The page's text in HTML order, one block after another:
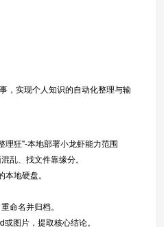
，实现个人知识的自动化整理与输
理狂"-本地部署小龙虾能力范围
乱、找文件靠缘分。
地硬盘。
命名并归档。
图片，提取核心结论。